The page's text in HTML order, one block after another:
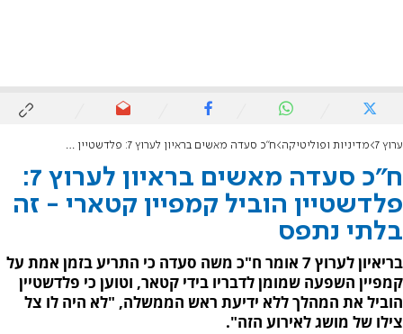
ערוץ 7 מדיניות ופוליטיקה ח"כ סעדה מאשים בראיון לערוץ 7: פלדשטיין הוביל קמפיין קטארי - זה בלתי נתפס
ח"כ סעדה מאשים בראיון לערוץ 7:
פלדשטיין הוביל קמפיין קטארי - זה
בלתי נתפס
בריאיון לערוץ 7 אומר ח"כ משה סעדה כי התריע בזמן אמת על
קמפיין השפעה שמומן לדבריו בידי קטאר, וטוען כי פלדשטיין
הוביל את המהלך ללא ידיעת ראש הממשלה, "לא היה לו צל
צילו של מושג לאירוע הזה".